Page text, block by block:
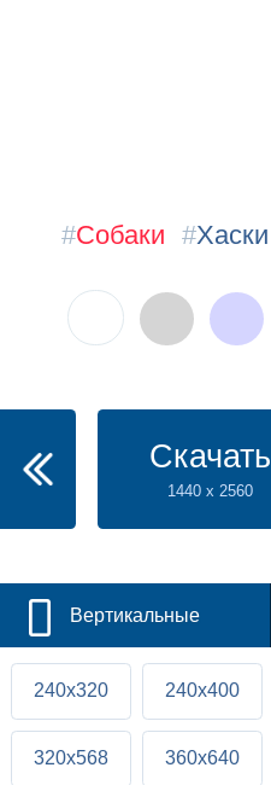
#Собаки #Хаски
Скачать
1440 x 2560
Вертикальные
240x320 240x400
320x568 360x640